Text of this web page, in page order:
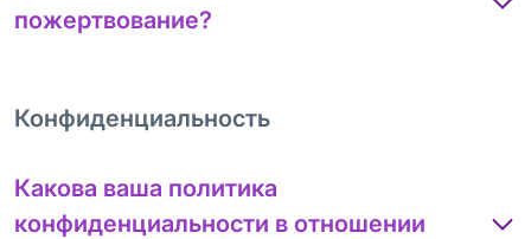
пожертвование?
Конфиденциальность
Какова ваша политика
конфиденциальности в отношении